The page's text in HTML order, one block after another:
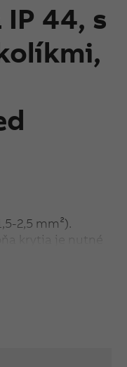
44, s
2,5 mm²).
krytia je nutné